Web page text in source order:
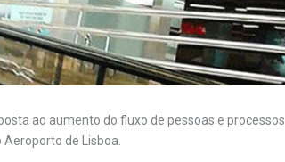
ao aumento do fluxo de pessoas e processos
de Lisboa.